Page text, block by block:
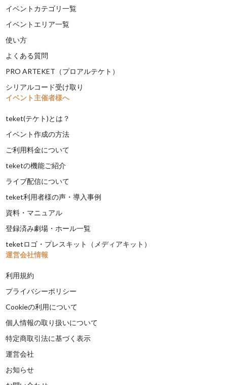
イベントカテゴリ一覧
イベントエリア一覧
使い方
よくある質問
PRO ARTEKET（プロアルテケト）
シリアルコード受け取り
イベント主催者様へ
teket(テケト)とは？
イベント作成の方法
ご利用料金について
teketの機能ご紹介
ライブ配信について
teket利用者様の声・導入事例
資料・マニュアル
登録済み劇場・ホール一覧
teketロゴ・プレスキット（メディアキット）
運営会社情報
利用規約
プライバシーポリシー
Cookieの利用について
個人情報の取り扱いについて
特定商取引法に基づく表示
運営会社
お知らせ